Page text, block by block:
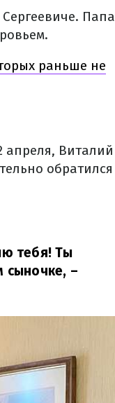
Папа
раньше не
апреля, Виталий
обратился
тебя! Ты
сыночке, –